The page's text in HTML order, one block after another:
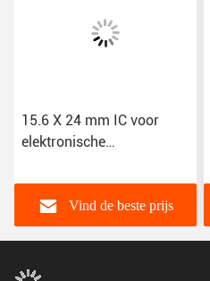
15.6 X 24 mm IC voor
elektronische
MIC29302AWD-TR
Vind de beste prijs